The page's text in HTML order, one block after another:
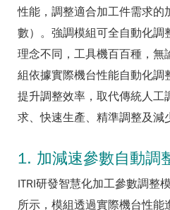
性能，調整適合加工件需求的
數）。強調模組可全自動化調
理念不同，工具機百百種，無
組依據實際機台性能自動化調
提升調整效率，取代傳統人工
求、快速生產、精準調整及減
1. 加減速參數自動調
ITRI研發智慧化加工參數調整
所示，模組透過實際機台性能